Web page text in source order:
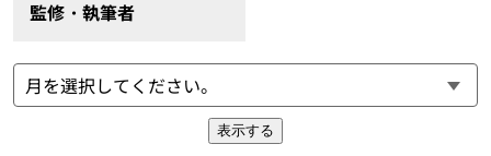
監修・執筆者
表示する